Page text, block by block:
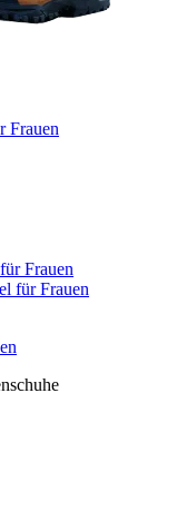
Frauen
Frauen
für Frauen